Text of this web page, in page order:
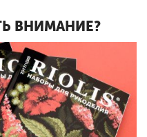
ВНИМАНИЕ?